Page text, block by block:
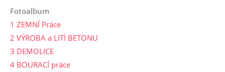
Fotoalbum
1 ZEMNÍ Práce
2 VÝROBA a LITÍ BETONU
3 DEMOLICE
4 BOURACÍ práce